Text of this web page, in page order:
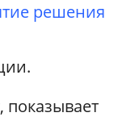
решения
показывает